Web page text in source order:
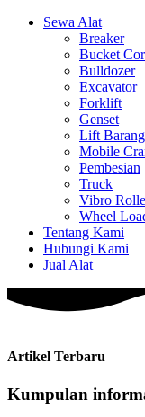
Sewa Alat
Breaker
Bucket Cor
Bulldozer
Excavator
Forklift
Genset
Lift Barang
Mobile
Pembesian
Truck
Vibro
Wheel
Tentang Kami
Hubungi Kami
Jual Alat
Artikel Terbaru
Kumpulan